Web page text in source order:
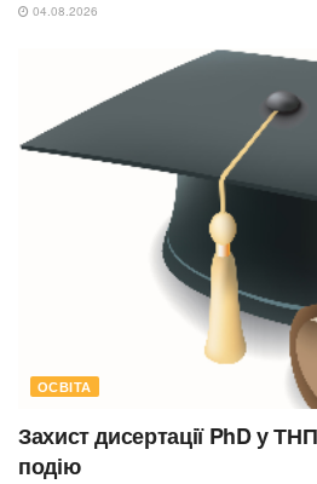
04.08.2026
ОСВІТА
Захист дисертації PhD у
подію